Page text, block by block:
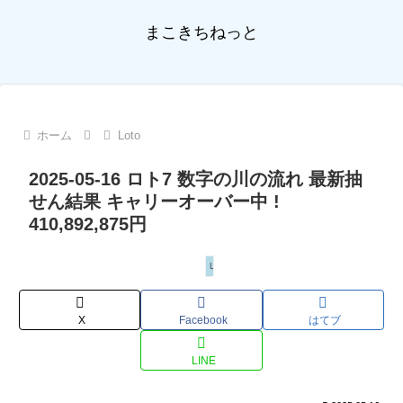
まこきちねっと
ホーム Loto
2025-05-16 ロト7 数字の川の流れ 最新抽
せん結果 キャリーオーバー中 !
410,892,875円
Loto
X Facebook はてブ
LINE